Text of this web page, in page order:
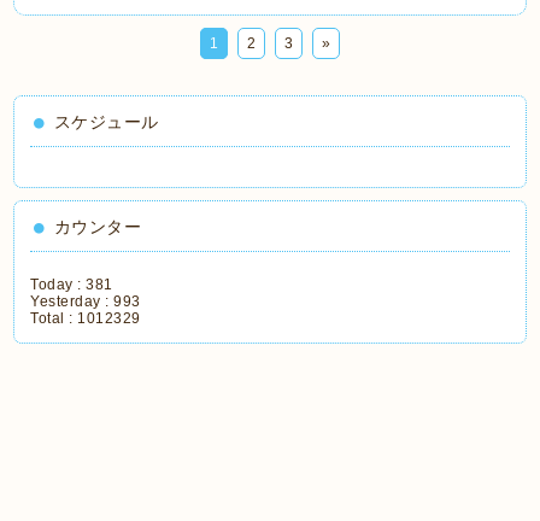
1 2 3 »
スケジュール
カウンター
Today :381
Yesterday :993
Total : 1012329